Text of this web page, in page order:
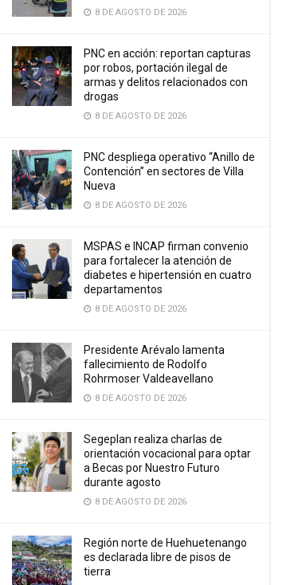
8 DE AGOSTO DE 2026
PNC en acción: reportan capturas
por robos, portación ilegal de
armas y delitos relacionados con
drogas
8 DE AGOSTO DE 2026
PNC despliega operativo “Anillo de
Contención” en sectores de Villa
Nueva
8 DE AGOSTO DE 2026
MSPAS e INCAP firman convenio
para fortalecer la atención de
diabetes e hipertensión en cuatro
departamentos
8 DE AGOSTO DE 2026
Presidente Arévalo lamenta
fallecimiento de Rodolfo
Rohrmoser Valdeavellano
8 DE AGOSTO DE 2026
Segeplan realiza charlas de
orientación vocacional para optar
a Becas por Nuestro Futuro
durante agosto
8 DE AGOSTO DE 2026
Región norte de Huehuetenango
es declarada libre de pisos de
tierra